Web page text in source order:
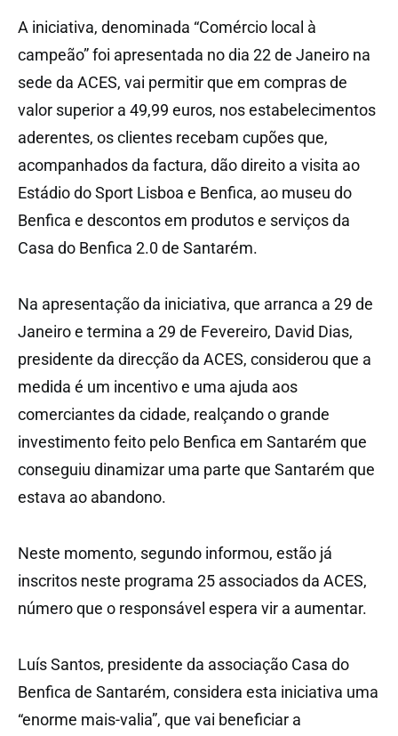
A iniciativa, denominada “Comércio local à
campeão” foi apresentada no dia 22 de Janeiro na
sede da ACES, vai permitir que em compras de
valor superior a 49,99 euros, nos estabelecimentos
aderentes, os clientes recebam cupões que,
acompanhados da factura, dão direito a visita ao
Estádio do Sport Lisboa e Benfica, ao museu do
Benfica e descontos em produtos e serviços da
Casa do Benfica 2.0 de Santarém.
Na apresentação da iniciativa, que arranca a 29 de
Janeiro e termina a 29 de Fevereiro, David Dias,
presidente da direcção da ACES, considerou que a
medida é um incentivo e uma ajuda aos
comerciantes da cidade, realçando o grande
investimento feito pelo Benfica em Santarém que
conseguiu dinamizar uma parte que Santarém que
estava ao abandono.
Neste momento, segundo informou, estão já
inscritos neste programa 25 associados da ACES,
número que o responsável espera vir a aumentar.
Luís Santos, presidente da associação Casa do
Benfica de Santarém, considera esta iniciativa uma
“enorme mais-valia”, que vai beneficiar a